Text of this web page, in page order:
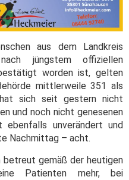
aus dem Landkreis
jüngstem offiziellen
worden ist, gelten
mittlerweile 351 als
sich seit gestern nicht
und noch nicht genesenen
ebenfalls unverändert und
Nachmittag – acht.
gemäß der heutigen
Patienten mehr, bei